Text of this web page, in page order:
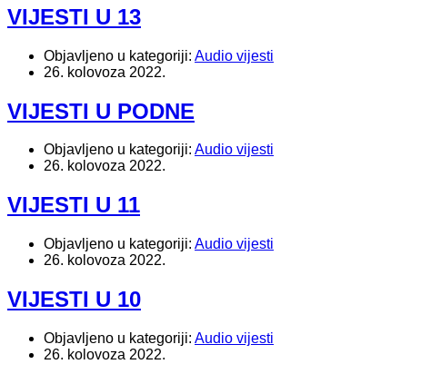
VIJESTI U 13
Objavljeno u kategoriji: Audio vijesti
26. kolovoza 2022.
VIJESTI U PODNE
Objavljeno u kategoriji: Audio vijesti
26. kolovoza 2022.
VIJESTI U 11
Objavljeno u kategoriji: Audio vijesti
26. kolovoza 2022.
VIJESTI U 10
Objavljeno u kategoriji: Audio vijesti
26. kolovoza 2022.